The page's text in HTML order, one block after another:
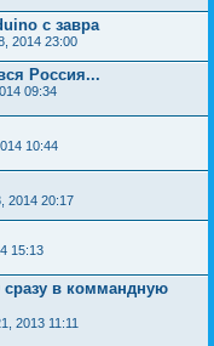
с завра
2014 23:00
Россия...
09:34
10:44
2014 20:17
15:13
сразу в коммандную
2013 11:11